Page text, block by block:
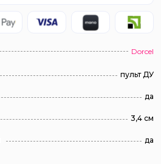
Dorcel
пульт ДУ
да
3,4 см
да